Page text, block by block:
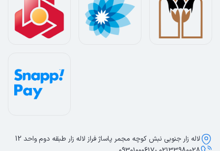
لاله زار جنوبی نبش کوچه مجمر پاساژ فراز لاله زار طبقه دوم واحد 12